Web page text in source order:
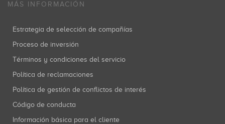
MÁS INFORMACIÓN
Estrategia de selección de compañías
Proceso de inversión
Términos y condiciones del servicio
Política de reclamaciones
Política de gestión de conflictos de interés
Código de conducta
Información básica para el cliente